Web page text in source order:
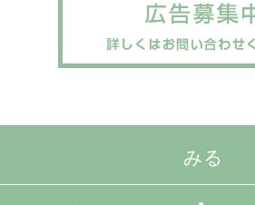
みる